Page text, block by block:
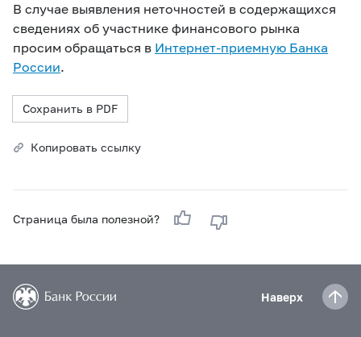
В случае выявления неточностей в содержащихся
сведениях об участнике финансового рынка
просим обращаться в Интернет-приемную Банка
России.
Сохранить в PDF
Копировать ссылку
Страница была полезной?
Наверх